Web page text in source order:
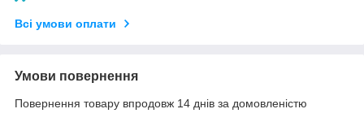
Всі умови оплати
Умови повернення
Повернення товару впродовж 14 днів за домовленістю